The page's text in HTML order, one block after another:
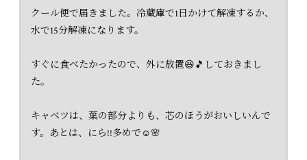
クール便で届きました。冷蔵庫で1日かけて解凍するか、
水で15分解凍になります。
すぐに食べたかったので、外に放置😆🎵しておきまし
た。
キャベツは、葉の部分よりも、芯のほうがおいしいんで
す。あとは、にら!!多めで☺️🌸